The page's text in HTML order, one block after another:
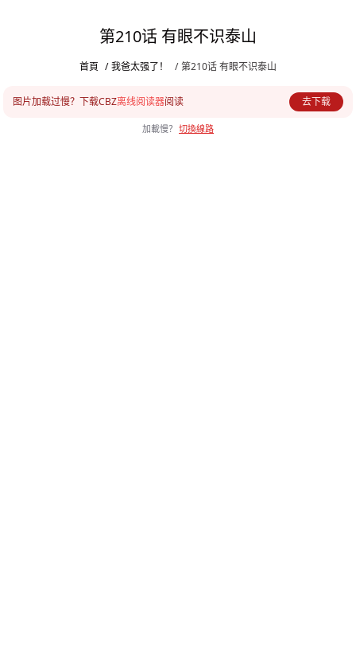
第210话 有眼不识泰山
首頁 / 我爸太强了！ / 第210话 有眼不识泰山
图片加载过慢？下载CBZ离线阅读器阅读 去下载
加載慢？ 切換線路